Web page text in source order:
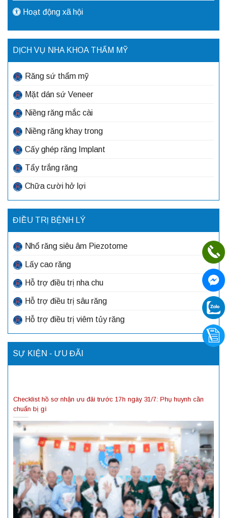
Hoạt động xã hội
DỊCH VỤ NHA KHOA THẨM MỸ
Răng sứ thẩm mỹ
Mặt dán sứ Veneer
Niềng răng mắc cài
Niềng răng khay trong
Cấy ghép răng Implant
Tẩy trắng răng
Chữa cười hở lợi
ĐIỀU TRỊ BỆNH LÝ
Nhổ răng siêu âm Piezotome
Lấy cao răng
Hỗ trợ điều trị nha chu
Hỗ trợ điều trị sâu răng
Hỗ trợ điều trị viêm tủy răng
SỰ KIỆN - ƯU ĐÃI
Checklist hồ sơ nhận ưu đãi trước 17h ngày 31/7: Phụ huynh cần
chuẩn bị gì